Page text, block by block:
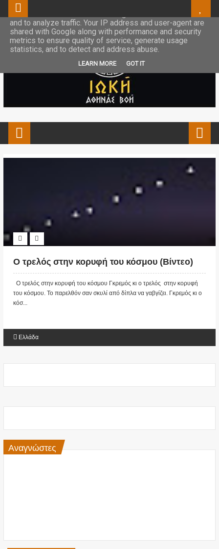
Ο τρελός στην κορυφή του κόσμου (Βίντεο)
Ο τρελός στην κορυφή του κόσμου Γκρεμός κι ο τρελός στην κορυφή
του κόσμου. Το παρελθόν σαν σκυλί από δίπλα να γαβγίζει. Γκρεμός κι ο
κόσ...
Ελλάδα
Αναγνώστες
This site uses cookies from Google to deliver its services
and to analyze traffic. Your IP address and user-agent are
shared with Google along with performance and security
metrics to ensure quality of service, generate usage
statistics, and to detect and address abuse.
LEARN MORE GOT IT